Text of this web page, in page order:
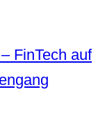
FinTech auf